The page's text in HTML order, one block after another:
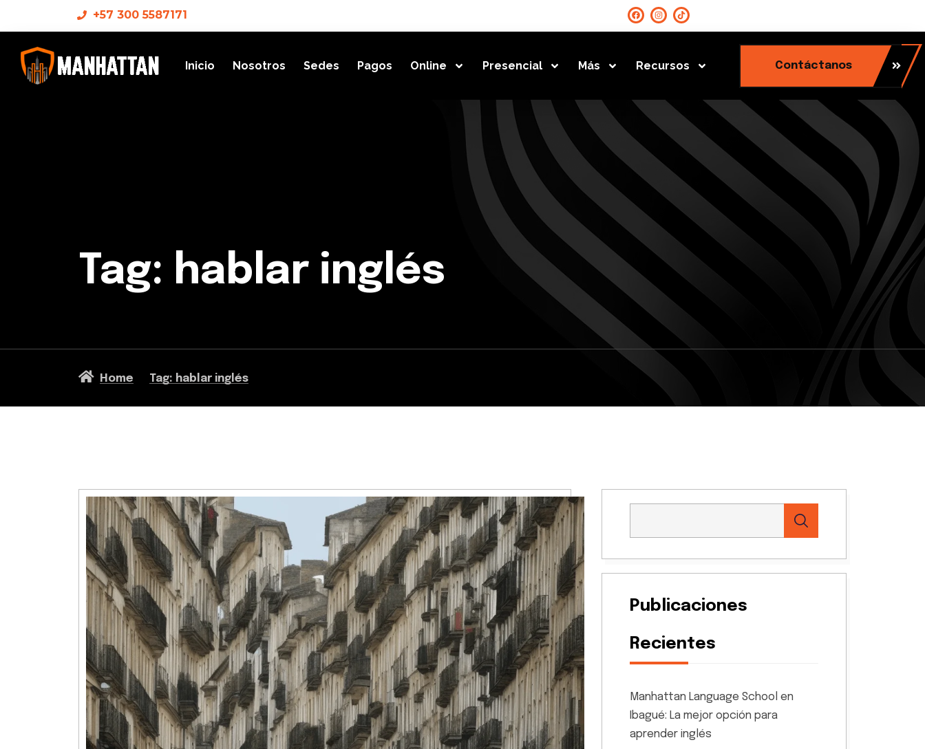
+57 300 5587171
Inicio Nosotros Sedes Pagos Online Presencial Más Recursos Contáctanos
Tag: hablar inglés
Home Tag: hablar inglés
Publicaciones
Recientes
Manhattan Language School en
Ibagué: La mejor opción para
aprender inglés